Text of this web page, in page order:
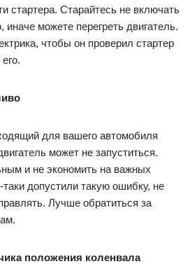
стартера. Старайтесь не включать
иначе можете перегреть двигатель.
чтобы он проверил стартер
для вашего автомобиля
может не запуститься.
и не экономить на важных
допустили такую ошибку, не
Лучше обратиться за
положения коленвала